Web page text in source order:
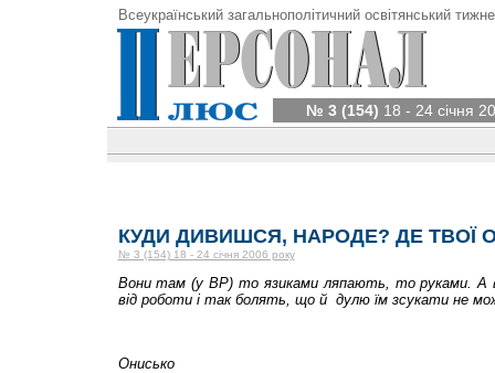
Всеукраїнський загальнополітичний освітянський
№ 3 (154) 18 - 24 січня
КУДИ ДИВИШСЯ, НАРОДЕ? ДЕ ТВОЇ
№ 3 (154) 18 - 24 січня 2006 року
Вони там (у ВР) то язиками ляпають, то руками. А в
від роботи і так болять, що й дулю їм зсукати не
Онисько